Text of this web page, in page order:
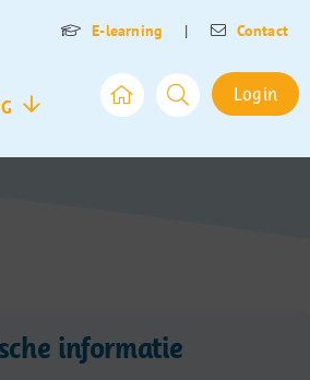
E-learning | Contact
Login
informatie